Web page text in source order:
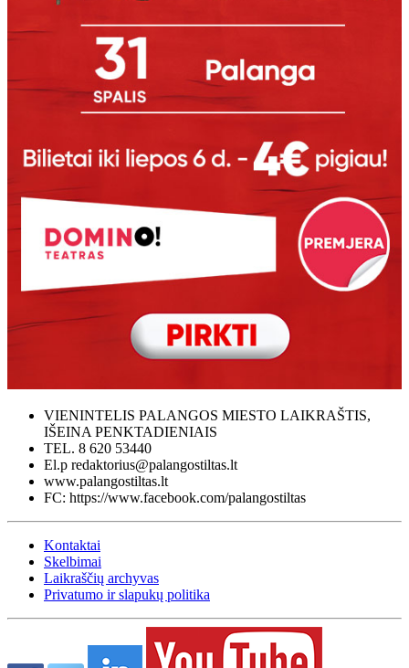
VIENINTELIS PALANGOS MIESTO LAIKRAŠTIS,
IŠEINA PENKTADIENIAIS
TEL. 8 620 53440
El.p redaktorius@palangostiltas.lt
www.palangostiltas.lt
FC: https://www.facebook.com/palangostiltas
Kontaktai
Skelbimai
Laikraščių archyvas
Privatumo ir slapukų politika